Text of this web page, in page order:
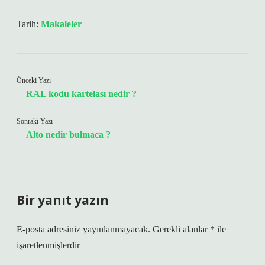
Tarih: Makaleler
Önceki Yazı
RAL kodu kartelası nedir ?
Sonraki Yazı
Alto nedir bulmaca ?
Bir yanıt yazın
E-posta adresiniz yayınlanmayacak. Gerekli alanlar * ile
işaretlenmişlerdir